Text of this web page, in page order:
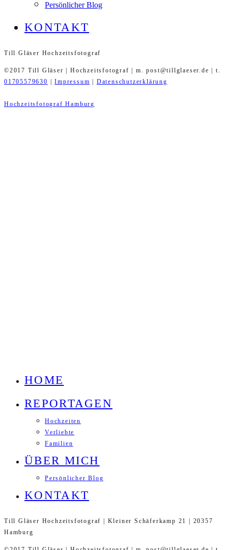
Persönlicher Blog
KONTAKT
Till Gläser Hochzeitsfotograf
©2017 Till Gläser | Hochzeitsfotograf | m. post@tillglaeser.de | t.
01705579630
|Impressum Datenschutzerklärung
Hochzeitsfotograf Hamburg
HOME
REPORTAGEN
Hochzeiten
Verliebte
Familien
ÜBER MICH
Persönlicher Blog
KONTAKT
Till Gläser Hochzeitsfotograf | Kleiner Schäferkamp 21 | 20357
Hamburg